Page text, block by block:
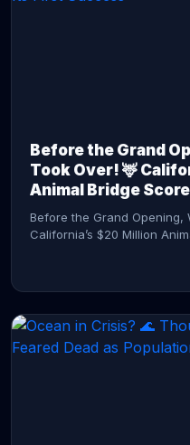
Before the Grand
Took Over! 🦌
Animal Bridge
Before the Grand Opening,
California’s $20 Million